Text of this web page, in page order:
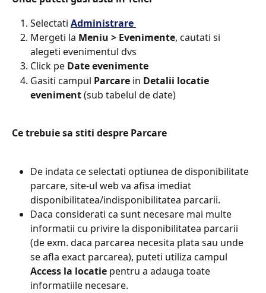
Selectati Administrare
Mergeti la Meniu > Evenimente, cautati si
alegeti evenimentul dvs
Click pe Date evenimente​
Gasiti campul Parcare in Detalii locatie
eveniment (sub tabelul de date)
Ce trebuie sa stiti despre Parcare
De indata ce selectati optiunea de disponibilitate
parcare, site-ul web va afisa imediat
disponibilitatea/indisponibilitatea parcarii.
Daca considerati ca sunt necesare mai multe
informatii cu privire la disponibilitatea parcarii
(de exm. daca parcarea necesita plata sau unde
se afla exact parcarea), puteti utiliza campul
Access la locatie pentru a adauga toate
informatiile necesare.